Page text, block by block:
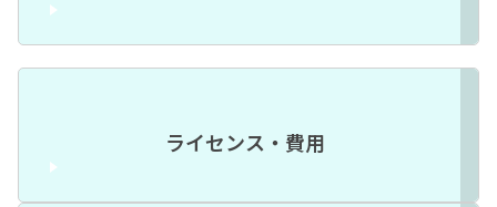
ライセンス・費用